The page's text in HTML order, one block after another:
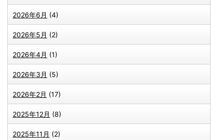
2026年6月 (4)
2026年5月 (2)
2026年4月 (1)
2026年3月 (5)
2026年2月 (17)
2025年12月 (8)
2025年11月 (2)